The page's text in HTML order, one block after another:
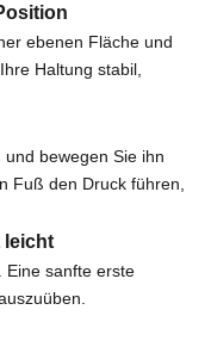
ebenen Fläche und
Haltung stabil,
bewegen Sie ihn
Fuß den Druck führen,
leicht
Eine sanfte erste